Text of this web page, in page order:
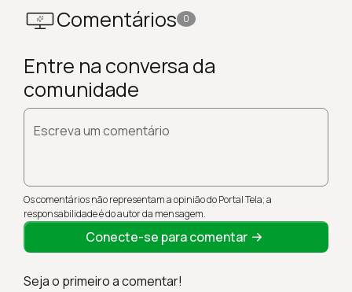
Comentários 0
Entre na conversa da
comunidade
Escreva um comentário
Os comentários não representam a opinião do Portal Tela; a
responsabilidade é do autor da mensagem.
Conecte-se para comentar
Seja o primeiro a comentar!